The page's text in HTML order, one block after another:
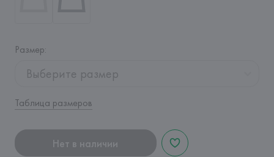
Размер:
Выберите размер
Таблица размеров
Нет в наличии